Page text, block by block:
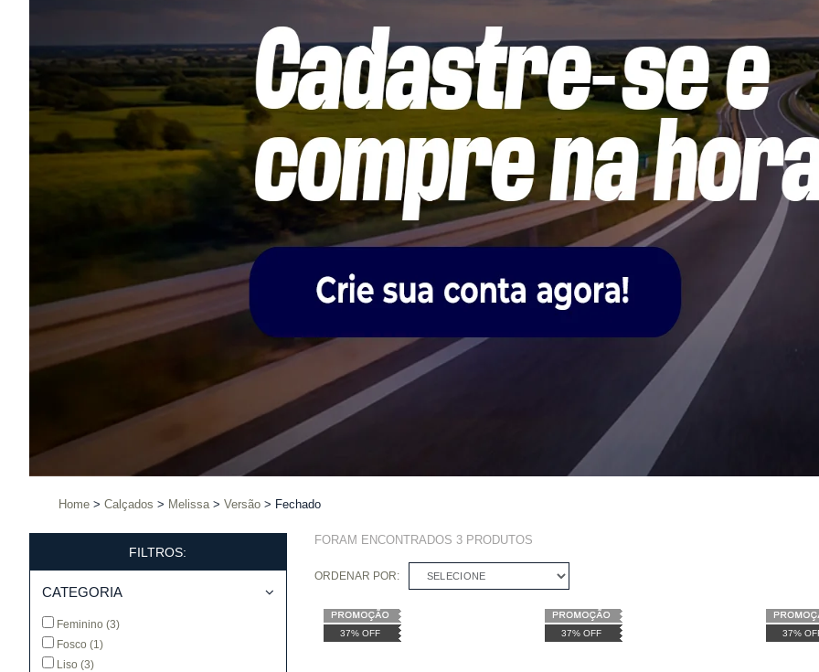
Home Calçados Melissa Versão Fechado
FILTROS:
CATEGORIA
Feminino (3)
Fosco (1)
Liso (3)
FORAM ENCONTRADOS 3PRODUTOS
ORDENAR POR: SELECIONE
37% OFF 37% OFF 37%